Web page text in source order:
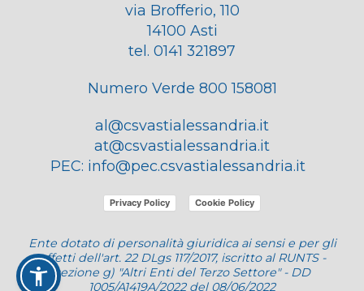
via Brofferio, 110
14100 Asti
tel. 0141 321897
Numero Verde 800 158081
al@csvastialessandria.it
at@csvastialessandria.it
PEC: info@pec.csvastialessandria.it
Privacy Policy Cookie Policy
Ente dotato di personalità giuridica ai sensi e per gli
effetti dell'art. 22 DLgs 117/2017, iscritto al RUNTS -
sezione g) "Altri Enti del Terzo Settore" - DD
1005/A1419A/2022 del 08/06/2022